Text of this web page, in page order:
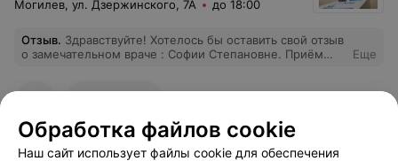
Могилев, ул. Дзержинского, 7А до 18:00
Отзыв. Здравствуйте! Хотелось бы оставить свой отзыв
о замечательном враче : Софии Степановне. Приём
отношение!
Еще
Обработка файлов cookie
Наш сайт использует файлы cookie для обеспечения